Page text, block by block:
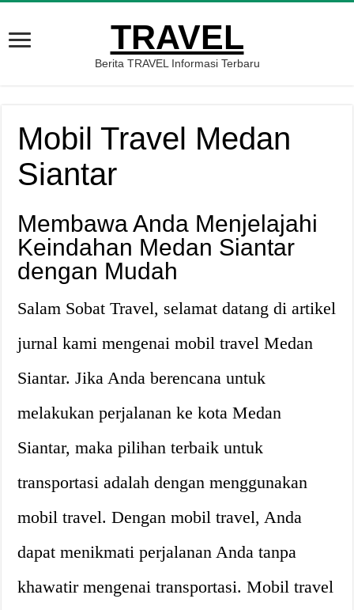
TRAVEL
Berita TRAVEL Informasi Terbaru
Mobil Travel Medan
Siantar
Membawa Anda Menjelajahi
Keindahan Medan Siantar
dengan Mudah
Salam Sobat Travel, selamat datang di artikel
jurnal kami mengenai mobil travel Medan
Siantar. Jika Anda berencana untuk
melakukan perjalanan ke kota Medan
Siantar, maka pilihan terbaik untuk
transportasi adalah dengan menggunakan
mobil travel. Dengan mobil travel, Anda
dapat menikmati perjalanan Anda tanpa
khawatir mengenai transportasi. Mobil travel